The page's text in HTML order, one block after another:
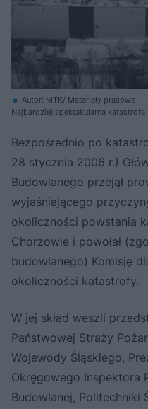
Autor: MTK/ Materiały prasowe
Najbardziej spektakularna katastrofa
parterowa hala wystawiennicza o
przełomie 1999 i 2000 roku
Bezpośrednio po
28 stycznia 2006 r.)
Budowlanego przejął
wyjaśniającego
okoliczności powstania
Chorzowie i powołał
budowlanego) Komisję
okoliczności katastrofy.
W jej skład weszli
Państwowej Straży
Wojewody Śląskiego,
Okręgowego Inspektora
Budowlanej, Politechniki